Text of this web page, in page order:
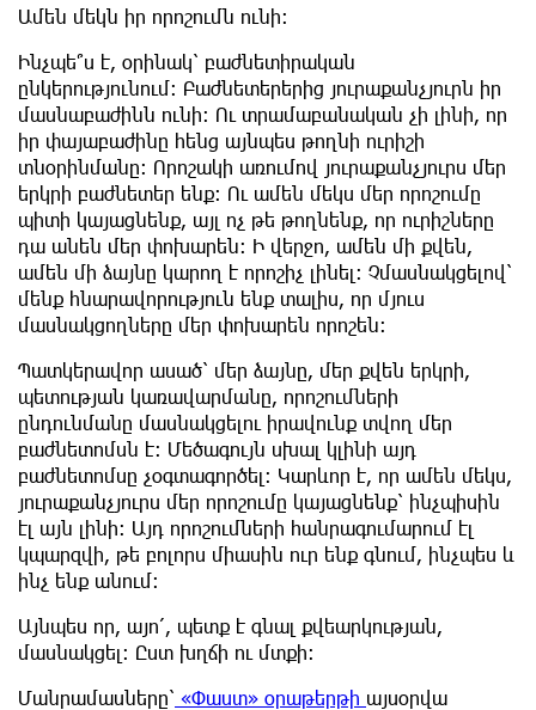
Ամեն մեկն իր որոշումն ունի:
Ինչպե՞ս է, օրինակ՝ բաժնետիրական
ընկերությունում: Բաժնետերերից յուրաքանչյուրն իր
մասնաբաժինն ունի: Ու տրամաբանական չի լինի, որ
իր փայաբաժինը հենց այնպես թողնի ուրիշի
տնօրինմանը: Որոշակի առումով յուրաքանչյուրս մեր
երկրի բաժնետեր ենք: Ու ամեն մեկս մեր որոշումը
պիտի կայացնենք, այլ ոչ թե թողնենք, որ ուրիշները
դա անեն մեր փոխարեն: Ի վերջո, ամեն մի քվեն,
ամեն մի ձայնը կարող է որոշիչ լինել: Չմասնակցելով՝
մենք հնարավորություն ենք տալիս, որ մյուս
մասնակցողները մեր փոխարեն որոշեն:
Պատկերավոր ասած՝ մեր ձայնը, մեր քվեն երկրի,
պետության կառավարմանը, որոշումների
ընդունմանը մասնակցելու իրավունք տվող մեր
բաժնետոմսն է: Մեծագույն սխալ կլինի այդ
բաժնետոմսը չօգտագործել: Կարևոր է, որ ամեն մեկս,
յուրաքանչյուրս մեր որոշումը կայացնենք՝ ինչպիսին
էլ այն լինի: Այդ որոշումների հանրագումարում էլ
կպարզվի, թե բոլորս միասին ուր ենք գնում, ինչպես և
ինչ ենք անում:
Այնպես որ, այո՛, պետք է գնալ քվեարկության,
մասնակցել: Ըստ խղճի ու մտքի:
Մանրամասները՝ «Փաստ» օրաթերթի այսօրվա